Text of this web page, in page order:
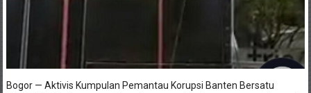
Bogor — Aktivis Kumpulan Pemantau Korupsi Banten Bersatu